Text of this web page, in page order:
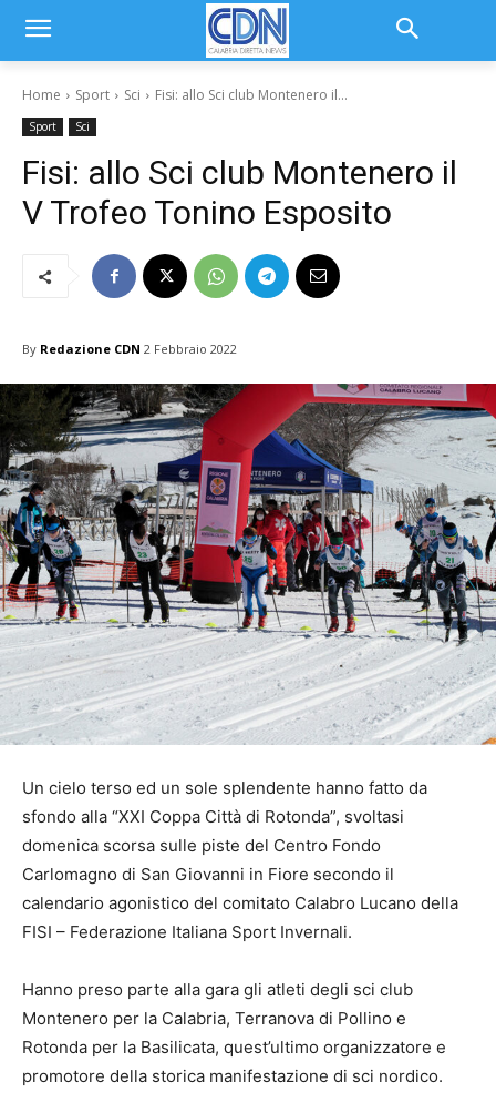
Home Sport Sci Fisi: allo Sci club Montenero il...
Sport Sci
Fisi: allo Sci club Montenero il
V Trofeo Tonino Esposito
By Redazione CDN 2 Febbraio 2022
Un cielo terso ed un sole splendente hanno fatto da
sfondo alla “XXI Coppa Città di Rotonda”, svoltasi
domenica scorsa sulle piste del Centro Fondo
Carlomagno di San Giovanni in Fiore secondo il
calendario agonistico del comitato Calabro Lucano della
FISI – Federazione Italiana Sport Invernali.
Hanno preso parte alla gara gli atleti degli sci club
Montenero per la Calabria, Terranova di Pollino e
Rotonda per la Basilicata, quest’ultimo organizzatore e
promotore della storica manifestazione di sci nordico.